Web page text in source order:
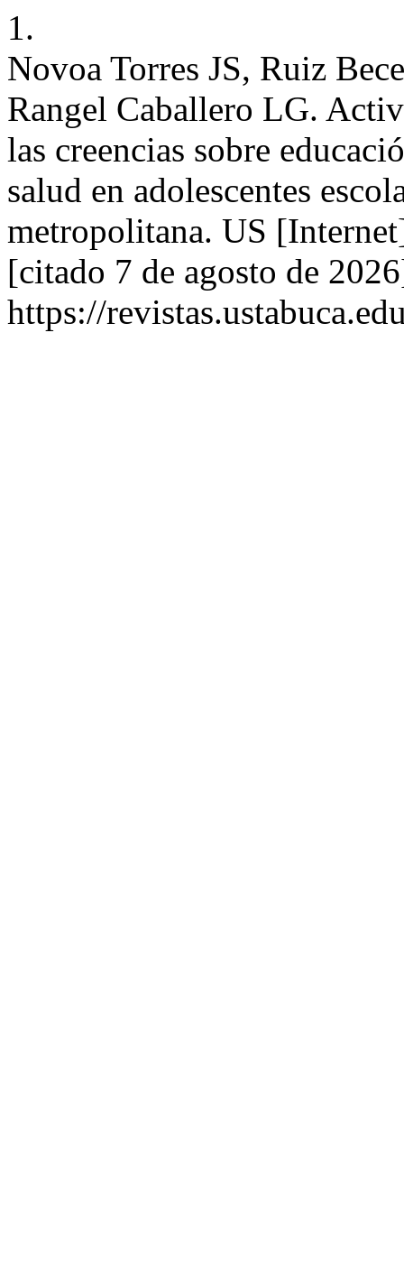
1.
Novoa Torres JS, Ruiz
Rangel Caballero LG.
las creencias sobre
salud en adolescentes
metropolitana. US
[citado 7 de agosto de
https://